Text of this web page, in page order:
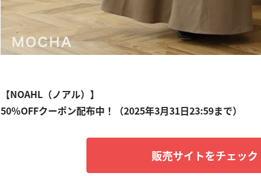
【NOAHL（ノアル）】
50％OFFクーポン配布中！（2025年3月31日23:59まで）
販売サイトをチェック